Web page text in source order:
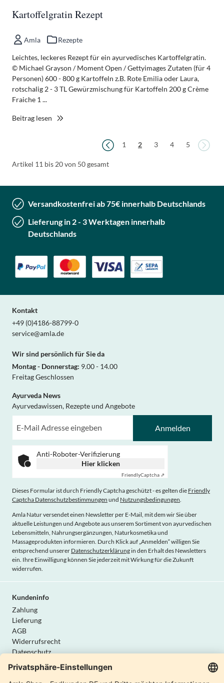
Kartoffelgratin Rezept
Amla Rezepte
Leichtes, leckeres Rezept für ein ayurvedisches Kartoffelgratin.
© Michael Grayson / Moment Open / Gettyimages Zutaten (für 4
Personen) 600 - 800 g Kartoffeln z.B. Rote Emilia oder Laura,
rotschalig 2 - 3 TL Gewürzmischung für Kartoffeln 200 g Crème
Fraiche 1 ...
Beitrag lesen
Artikel 11 bis 20 von 50 gesamt
Seite Seite
1 Sie lesen gerade die Seite
2 Seite
3 Seite
4 Seite
5
Seite
Versandkostenfrei ab 75€ innerhalb Deutschlands
Lieferung in 2 - 3 Werktagen innerhalb
Deutschlands
Kontakt
+49 (0)4186-88799-0
service@amla.de
Wir sind persönlich für Sie da
Montag - Donnerstag: 9.00 - 14.00
Freitag Geschlossen
Ayurveda News
Ayurvedawissen, Rezepte und Angebote
Anmelden
Anti-Roboter-Verifizierung
Hier klicken
FriendlyCaptcha ⇗
Dieses Formular ist durch Friendly Captcha geschützt - es gelten die Friendly
Captcha Datenschutzbestimmungen und Nutzungsbedingungen.
Amla Natur versendet einen Newsletter per E-Mail, mit dem wir Sie über
aktuelle Leistungen und Angebote aus unserem Sortiment von ayurvedischen
Lebensmitteln, Nahrungsergänzungen, Naturkosmetika und
Massageprodukten informieren. Durch Klick auf „Anmelden“ willigen Sie
entsprechend unserer Datenschutzerklärung in den Erhalt des Newsletters
ein. Ihre Einwilligung können Sie jederzeit mit Wirkung für die Zukunft
widerrufen.
Kundeninfo
Zahlung
Lieferung
AGB
Widerrufsrecht
Datenschutz
Vertrag widerrufen